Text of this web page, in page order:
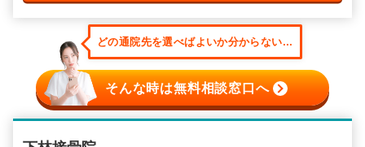
どの通院先を選べばよいか分からない...
そんな時は無料相談窓口へ